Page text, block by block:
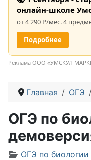
онлайн-школе
от 4 290 ₽/мес. 4
Подробнее
Реклама ООО «УМСКУЛ
Главная ОГЭ
ОГЭ по
Информация о
ОГЭ по биологии